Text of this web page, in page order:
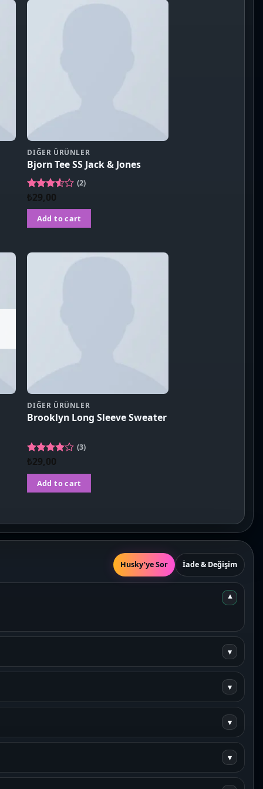
DIĞER ÜRÜNLER
Bjorn Tee SS Jack & Jones
Rated
of 5
(2)
₺29,00
Add to cart
DIĞER ÜRÜNLER
Brooklyn Long Sleeve Sweater
Rated
of 5
(3)
₺29,00
Add to cart
Husky’ye Sor İade & Değişim
▾
▾
▾
▾
▾